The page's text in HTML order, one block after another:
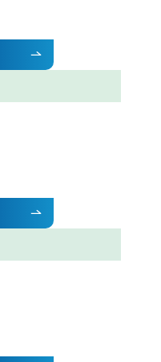
クト
ト
ぶやき